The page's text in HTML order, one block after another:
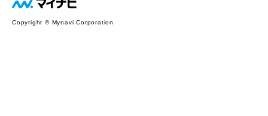
Copyright © Mynavi Corporation